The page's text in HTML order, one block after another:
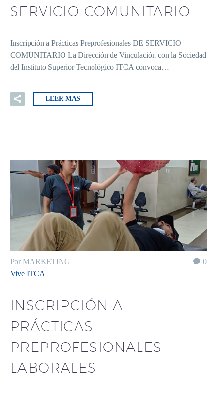
SERVICIO COMUNITARIO
Inscripción a Prácticas Preprofesionales DE SERVICIO
COMUNITARIO La Dirección de Vinculación con la Sociedad
del Instituto Superior Tecnológico ITCA convoca…
LEER MÁS
0
Por MARKETING
Vive ITCA
INSCRIPCIÓN A
PRÁCTICAS
PREPROFESIONALES
LABORALES